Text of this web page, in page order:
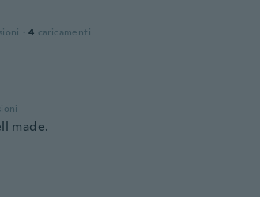
· 4 caricamenti
made.